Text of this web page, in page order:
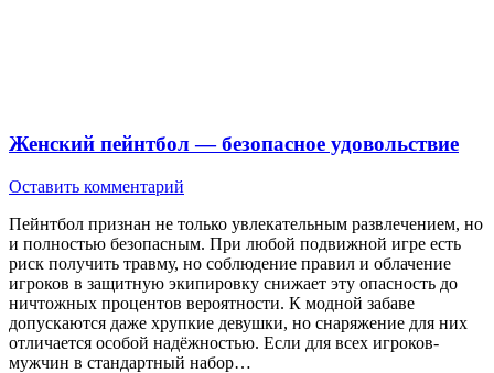
Женский пейнтбол — безопасное удовольствие
Оставить комментарий
Пейнтбол признан не только увлекательным развлечением, но
и полностью безопасным. При любой подвижной игре есть
риск получить травму, но соблюдение правил и облачение
игроков в защитную экипировку снижает эту опасность до
ничтожных процентов вероятности. К модной забаве
допускаются даже хрупкие девушки, но снаряжение для них
отличается особой надёжностью. Если для всех игроков-
мужчин в стандартный набор…